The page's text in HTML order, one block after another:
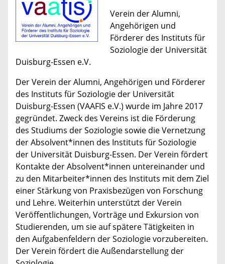
Verein der Alumni,
Angehörigen und
Förderer des Instituts für
Soziologie der Universität
Duisburg-Essen e.V.
Der Verein der Alumni, Angehörigen und Förderer
des Instituts für Soziologie der Universität
Duisburg-Essen (VAAFIS e.V.) wurde im Jahre 2017
gegründet. Zweck des Vereins ist die Förderung
des Studiums der Soziologie sowie die Vernetzung
der Absolvent*innen des Instituts für Soziologie
der Universität Duisburg-Essen. Der Verein fördert
Kontakte der Absolvent*innen untereinander und
zu den Mitarbeiter*innen des Instituts mit dem Ziel
einer Stärkung von Praxisbezügen von Forschung
und Lehre. Weiterhin unterstützt der Verein
Veröffentlichungen, Vorträge und Exkursion von
Studierenden, um sie auf spätere Tätigkeiten in
den Aufgabenfeldern der Soziologie vorzubereiten.
Der Verein fördert die Außendarstellung der